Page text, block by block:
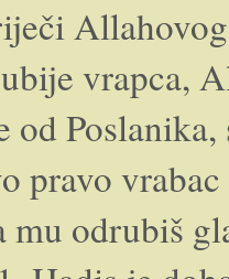
vrapca,
od
pravo
mu odrubiš